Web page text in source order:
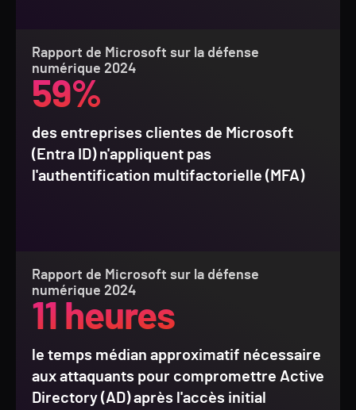
Rapport de Microsoft sur la défense
numérique 2024
59%
des entreprises clientes de Microsoft
(Entra ID) n'appliquent pas
l'authentification multifactorielle (MFA)
Rapport de Microsoft sur la défense
numérique 2024
11 heures
le temps médian approximatif nécessaire
aux attaquants pour compromettre Active
Directory (AD) après l'accès initial